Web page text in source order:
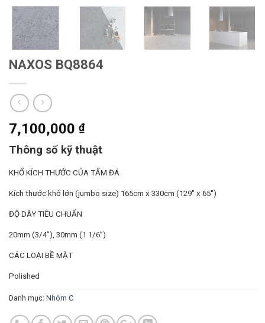
NAXOS BQ8864
7,100,000 ₫
Thông số kỹ thuật
KHỔ KÍCH THƯỚC CỦA TẤM ĐÁ
Kích thước khổ lớn (jumbo size) 165cm x 330cm (129″ x 65″)
ĐỘ DÀY TIÊU CHUẨN
20mm (3/4”), 30mm (1 1/6”)
CÁC LOẠI BỀ MẶT
Polished
Danh mục: Nhóm C